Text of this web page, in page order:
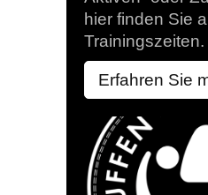
hier finden Sie
Trainingszeiten.
Erfahren Sie